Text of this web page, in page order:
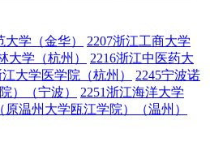
大学（金华）
2207浙江工商大学
大学（杭州）
2216浙江中医药大
江大学医学院（杭州）
2245宁波诺
）（宁波）
2251浙江海洋大学
原温州大学瓯江学院）（温州）